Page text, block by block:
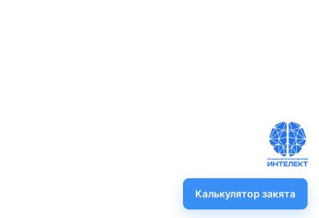
Калькулятор закята